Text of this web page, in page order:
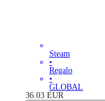
Steam
•
Regalo
•
GLOBAL
36.03 EUR